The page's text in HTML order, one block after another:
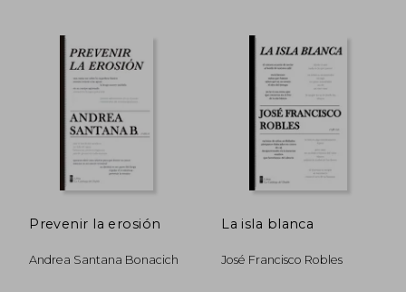
45%
dcto. $ 77.599
45%
dcto.
Prevenir la erosión
Andrea Santana Bonacich
La isla blanca
José Francisco Robles